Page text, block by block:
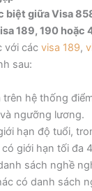
biệt giữa Visa
189, 190 hoặc
với cácvisa 189,
sau:
hệ thống
ngưỡng lương.
hạn độ tuổi,
giới hạn tối đa
sách nghề
có danh sách